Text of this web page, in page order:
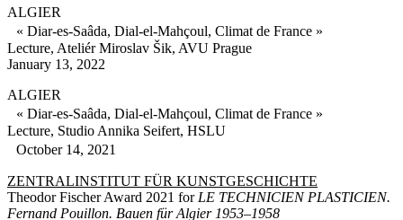
ALGIER
« Diar-es-Saâda, Dial-el-Mahçoul, Climat de France »
Lecture, Ateliér Miroslav Šik, AVU Prague
January 13, 2022
ALGIER
« Diar-es-Saâda, Dial-el-Mahçoul, Climat de France »
Lecture, Studio Annika Seifert, HSLU
October 14, 2021
ZENTRALINSTITUT FÜR KUNSTGESCHICHTE
Theodor Fischer Award 2021 for LE TECHNICIEN PLASTICIEN.
Fernand Pouillon. Bauen für Algier 1953–1958